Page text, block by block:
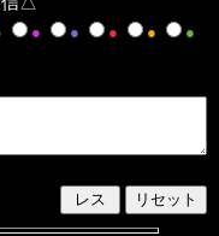
● ● ● ●
●